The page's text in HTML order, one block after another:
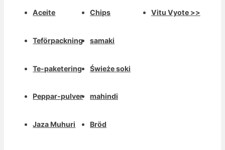
Aceite
Teförpackning
Te-paketering
Peppar-pulver
Jaza Muhuri
Chips
samaki
Świeże soki
mahindi
Bröd
Vitu Vyote >>